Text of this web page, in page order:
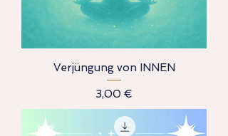
Verjüngung von INNEN
Preis
3,00 €